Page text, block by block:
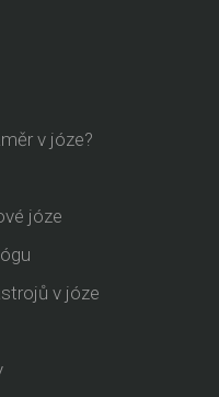
v józe?
józe
v józe